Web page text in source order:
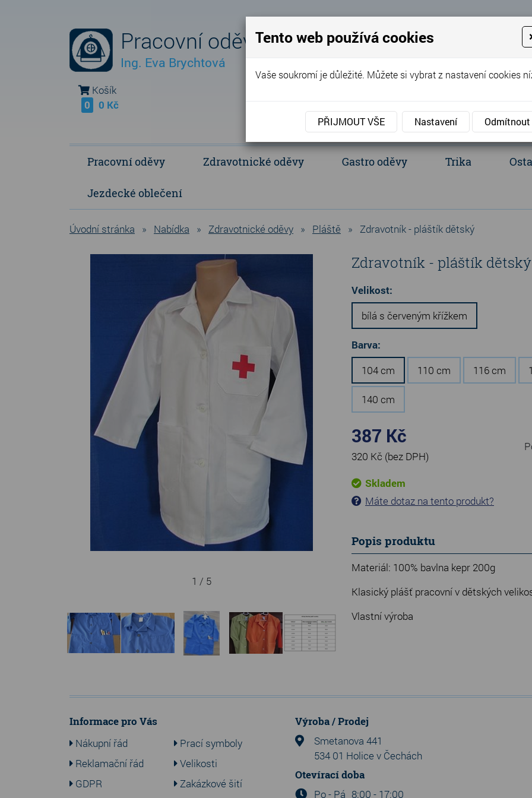
Pracovní oděvy Eva
Ing. Eva Brychtová +420 737 352 016 (Po - Pá 8:00 -
Košík
0
0 Kč
Pracovní oděvy Zdravotnické oděvy Gastro oděvy Trika
Jezdecké oblečení
Úvodní stránka » Nabídka » Zdravotnické oděvy » Pláště » Zdravotník - pláštík dětský
1 / 5
Zdravotník - pláštík dětský
Velikost:
bílá s červeným křížkem
Barva:
104 cm
110 cm 116 cm
140 cm
387 Kč
320 Kč (bez DPH)
Skladem
Máte dotaz na tento produkt?
Popis produktu
Materiál: 100% bavlna kepr 200g
Klasický plášť pracovní v dětských
Vlastní výroba
Informace pro Vás
Nákupní řád
Reklamační řád
GDPR
Prací symboly
Velikosti
Zakázkové šití
Výroba / Prodej
Smetanova 441
534 01 Holice v Čechách
Otevírací doba
Po - Pá 8:00 - 17:00
Tento web používá cookies
Vaše soukromí je důležité. Můžete si vybrat z nastavení cookies
PŘIJMOUT VŠE Nastavení Odmítnout